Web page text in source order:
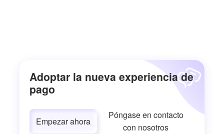
Adoptar la nueva experiencia de
pago
Empezar ahora
Póngase en contacto
con nosotros